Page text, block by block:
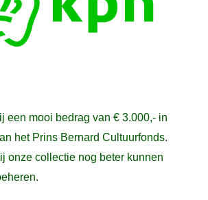
een mooi bedrag van € 3.000,- in
het Prins Bernard Cultuurfonds.
onze collectie nog beter kunnen